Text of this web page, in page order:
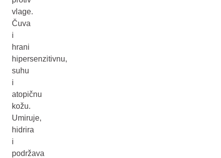
vlage.
Čuva
i
hrani
hipersenzitivnu,
suhu
i
atopičnu
kožu.
Umiruje,
hidrira
i
podržava